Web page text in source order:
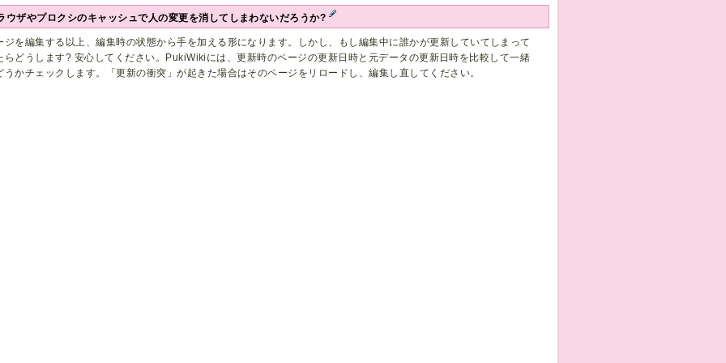
ウザやプロクシのキャッシュで人の変更を消してしまわないだろうか?
ジを編集する以上、編集時の状態から手を加える形になります。しかし、もし編集中に誰かが更新していてしまって
らどうします? 安心してください。PukiWikiには、更新時のページの更新日時と元データの更新日時を比較して一緒
うかチェックします。「更新の衝突」が起きた場合はそのページをリロードし、編集し直してください。